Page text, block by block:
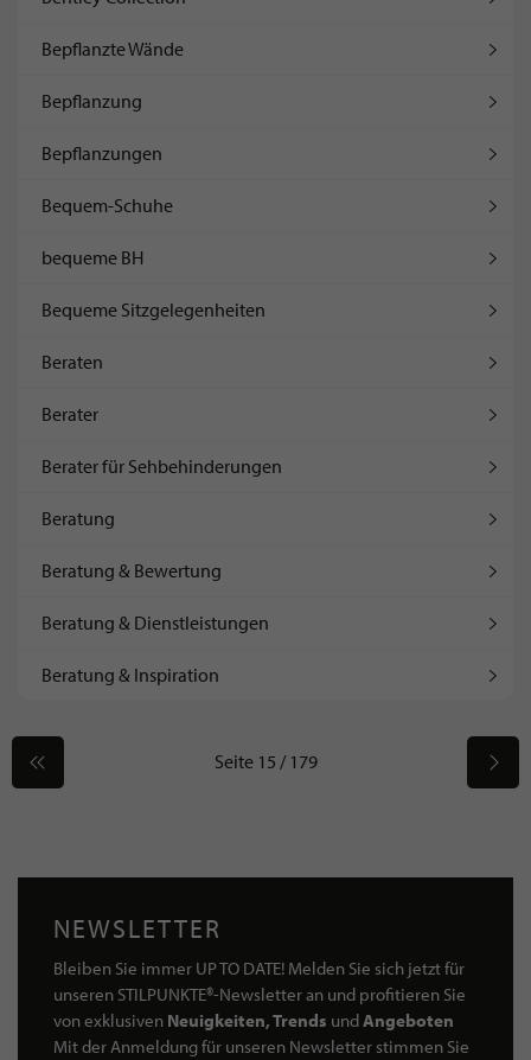
Bepflanzte Wände
Bepflanzung
Bepflanzungen
Bequem-Schuhe
bequeme BH
Bequeme Sitzgelegenheiten
Beraten
Berater
Berater für Sehbehinderungen
Beratung
Beratung & Bewertung
Beratung & Dienstleistungen
Beratung & Inspiration
Seite 15 / 179
NEWSLETTER
Bleiben Sie immer UP TO DATE! Melden Sie sich jetzt für
unseren STILPUNKTE®-Newsletter an und profitieren Sie
von exklusiven Neuigkeiten, Trends undAngeboten
Mit der Anmeldung für unseren Newsletter stimmen Sie